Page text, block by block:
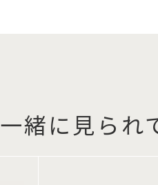
一緒に見られ